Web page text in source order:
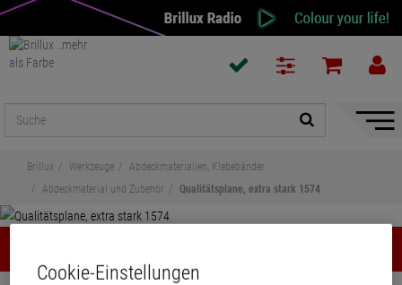
Brillux Werkzeuge
Abdeckmaterialien, Klebebänder
Abdeckmaterial und Zubehör
Qualitätsplane, extra stark 1574
Cookie-Einstellungen